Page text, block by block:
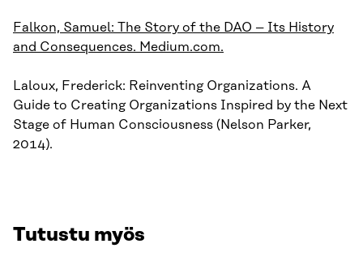
Falkon, Samuel: The Story of the DAO – Its History
and Consequences. Medium.com.
Laloux, Frederick: Reinventing Organizations. A
Guide to Creating Organizations Inspired by the Next
Stage of Human Consciousness (Nelson Parker,
2014).
Tutustu myös